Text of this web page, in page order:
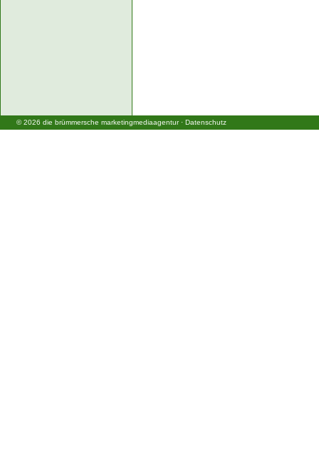
© 2026 die brümmersche marketingmediaagentur· Datenschutz